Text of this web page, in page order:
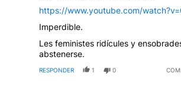
https://www.youtube.com/
Imperdible.
Les feministes ridícules y
abstenerse.
RESPONDER 1 0